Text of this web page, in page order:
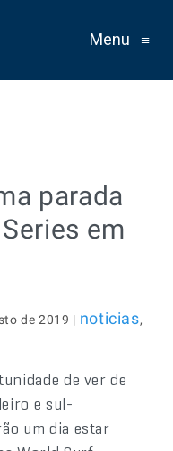
Menu ≡
parada
em
de 2019 | noticias,
de ver de
e sul-
um dia estar